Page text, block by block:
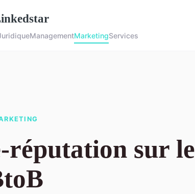
ManagementMarketingServices
sur le